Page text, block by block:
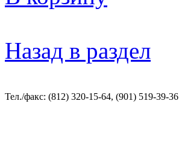
Назад в раздел
Тел./факс: (812) 320-15-64, (901) 519-39-36